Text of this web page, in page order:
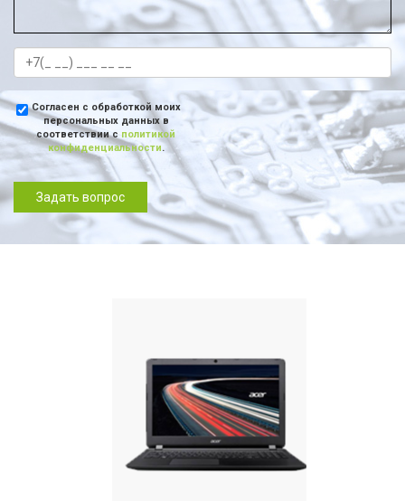
Согласен с обработкой моих
персональных данных в
соответствии с политикой
конфиденциальности.
Задать вопрос